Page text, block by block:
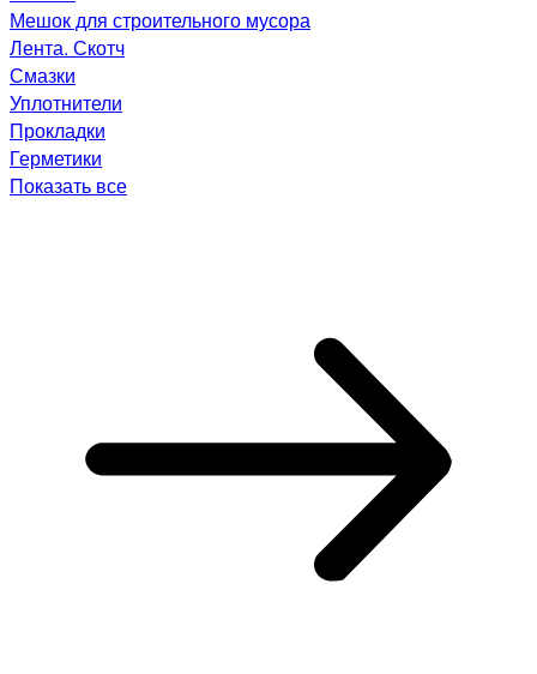
Мешок для строительного мусора
Лента. Скотч
Смазки
Уплотнители
Прокладки
Герметики
Показать все